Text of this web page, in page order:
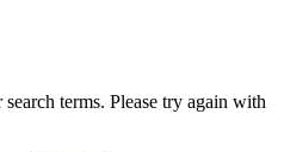
terms. Please try again with